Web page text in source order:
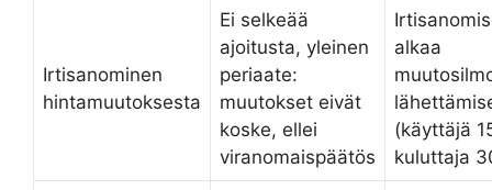
Irtisanominen
hintamuutoksesta
Ei selkeää
ajoitusta, yleinen
periaate:
muutokset eivät
koske, ellei
viranomaispäätös
alkaa
(käyttäjä
kuluttaja